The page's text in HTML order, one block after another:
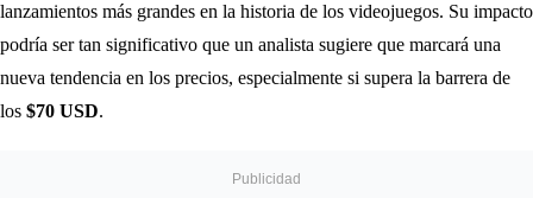
lanzamientos más grandes en la historia de los videojuegos. Su impacto
podría ser tan significativo que un analista sugiere que marcará una
nueva tendencia en los precios, especialmente si supera la barrera de
los $70 USD.